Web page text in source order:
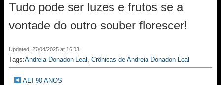
Tudo pode ser luzes e frutos se a
vontade do outro souber florescer!
Updated: 27/04/2025 at 16:03
Tags:Andreia Donadon Leal , Crônicas de Andreia Donadon Leal
AEI 90 ANOS